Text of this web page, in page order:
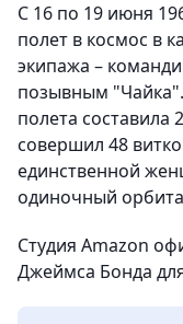
С 16 по 19 июня
полет в космос в
экипажа –
позывным
полета составила
совершил 48
единственной
одиночный
Студия Amazon
Джеймса Бонда